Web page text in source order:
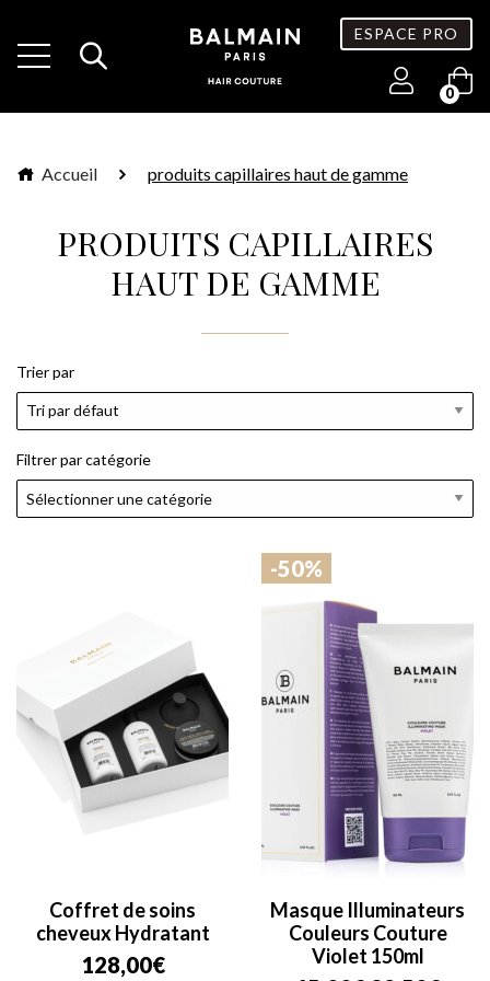
ESPACE PRO
0
Accueil produits capillaires haut de gamme
PRODUITS CAPILLAIRES
HAUT DE GAMME
Trier par
Filtrer par catégorie
Coffret de soins
cheveux Hydratant
128,00€
-50%
Masque Illuminateurs
Couleurs Couture
Violet 150ml